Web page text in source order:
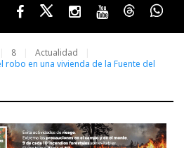
FacebookTwitterInstagram
YoutubeThreads
8
Actualidad
en una vivienda de la Fuente del